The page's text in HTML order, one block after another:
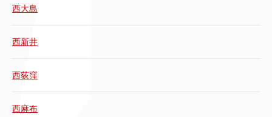
西大島
西新井
西荻窪
西麻布